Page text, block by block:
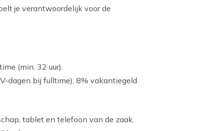
je verantwoordelijk voor de
(min. 32 uur).
dagen bij fulltime), 8% vakantiegeld
tablet en telefoon van de zaak.